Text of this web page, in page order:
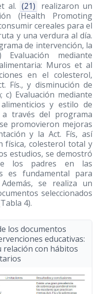
al. (21)
realizaron un
(Health Promoting
cereales para el
y una verdura al día.
de intervención, la
mediante
Muros et al
en el colesterol,
Fís., y disminución de
Evaluación mediante
y estilo de
través del programa
promovieron mejoras
y la Act. Fís, así
física, colesterol total y
estudios, se demostró
los padres en las
es fundamental para
se realiza un
seleccionados
4).
los documentos
educativas:
con hábitos